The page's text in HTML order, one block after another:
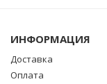
ИНФОРМАЦИЯ
Доставка
Оплата